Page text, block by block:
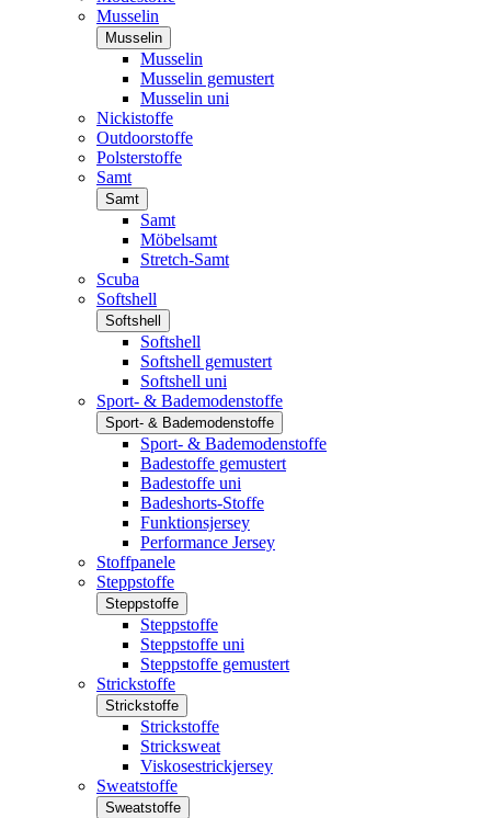
Musselin
Musselin
Musselin
Musselin gemustert
Musselin uni
Nickistoffe
Outdoorstoffe
Polsterstoffe
Samt
Samt
Samt
Möbelsamt
Stretch-Samt
Scuba
Softshell
Softshell
Softshell
Softshell gemustert
Softshell uni
Sport- & Bademodenstoffe
Sport- & Bademodenstoffe
Sport- & Bademodenstoffe
Badestoffe gemustert
Badestoffe uni
Badeshorts-Stoffe
Funktionsjersey
Performance Jersey
Stoffpanele
Steppstoffe
Steppstoffe
Steppstoffe
Steppstoffe uni
Steppstoffe gemustert
Strickstoffe
Strickstoffe
Strickstoffe
Stricksweat
Viskosestrickjersey
Sweatstoffe
Sweatstoffe